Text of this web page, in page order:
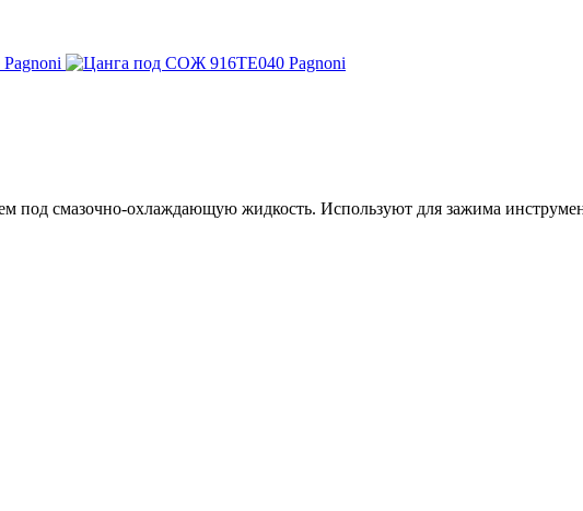
под смазочно-охлаждающую жидкость. Используют для зажима